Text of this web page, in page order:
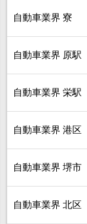
自動車業界 寮
自動車業界 原駅
自動車業界 栄駅
自動車業界 港区
自動車業界 堺市
自動車業界 北区